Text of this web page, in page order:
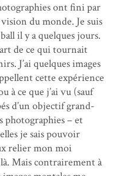
ont fini par
du monde. Je suis
il y a quelques jours.
de ce qui tournait
J’ai quelques images
cette expérience
à ce que j’ai vu (sauf
d’un objectif grand-
photographies – et
je sais pouvoir
relier mon moi
Mais contrairement à